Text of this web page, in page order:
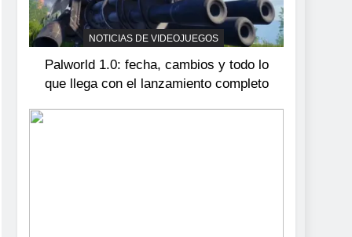
devuelve el espectáculo
de la conducción
Series X|S y PC
NOTICIAS DE VIDEOJUEGOS
NOTICIAS DE VIDEOJUEGOS
Palworld 1.0: fecha, cambios y todo lo
que llega con el lanzamiento completo